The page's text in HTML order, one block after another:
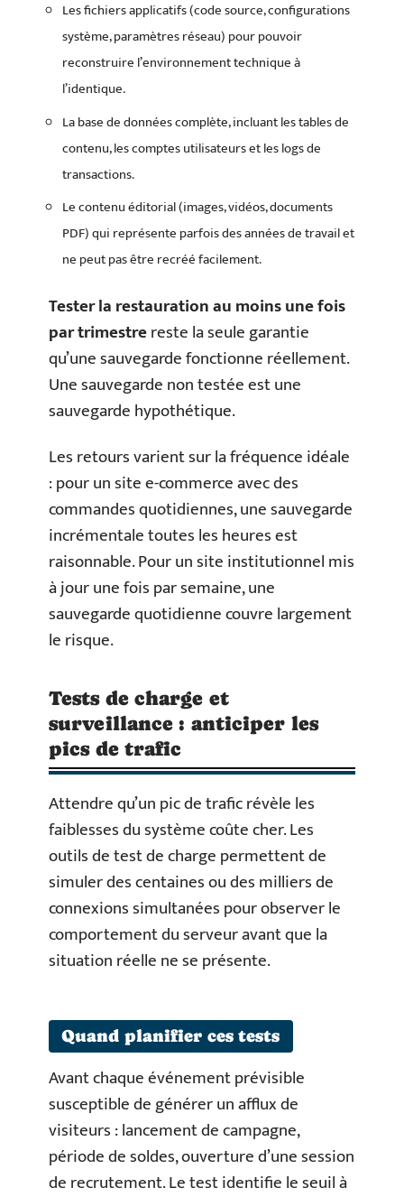
Les fichiers applicatifs (code source, configurations
système, paramètres réseau) pour pouvoir
reconstruire l’environnement technique à
l’identique.
La base de données complète, incluant les tables de
contenu, les comptes utilisateurs et les logs de
transactions.
Le contenu éditorial (images, vidéos, documents
PDF) qui représente parfois des années de travail et
ne peut pas être recréé facilement.
Tester la restauration au moins une fois
par trimestrereste la seule garantie
qu’une sauvegarde fonctionne réellement.
Une sauvegarde non testée est une
sauvegarde hypothétique.
Les retours varient sur la fréquence idéale
: pour un site e-commerce avec des
commandes quotidiennes, une sauvegarde
incrémentale toutes les heures est
raisonnable. Pour un site institutionnel mis
à jour une fois par semaine, une
sauvegarde quotidienne couvre largement
le risque.
Tests de charge et
surveillance : anticiper les
pics de trafic
Attendre qu’un pic de trafic révèle les
faiblesses du système coûte cher. Les
outils de test de charge permettent de
simuler des centaines ou des milliers de
connexions simultanées pour observer le
comportement du serveur avant que la
situation réelle ne se présente.
Quand planifier ces tests
Avant chaque événement prévisible
susceptible de générer un afflux de
visiteurs : lancement de campagne,
période de soldes, ouverture d’une session
de recrutement. Le test identifie le seuil à